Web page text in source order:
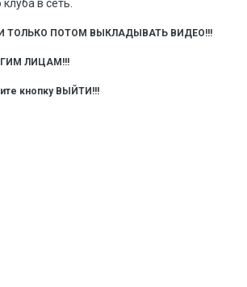
в сеть.
ТОЛЬКО ПОТОМ ВЫКЛАДЫВАТЬ ВИДЕО!!!
ЛИЦАМ!!!
кнопку ВЫЙТИ!!!